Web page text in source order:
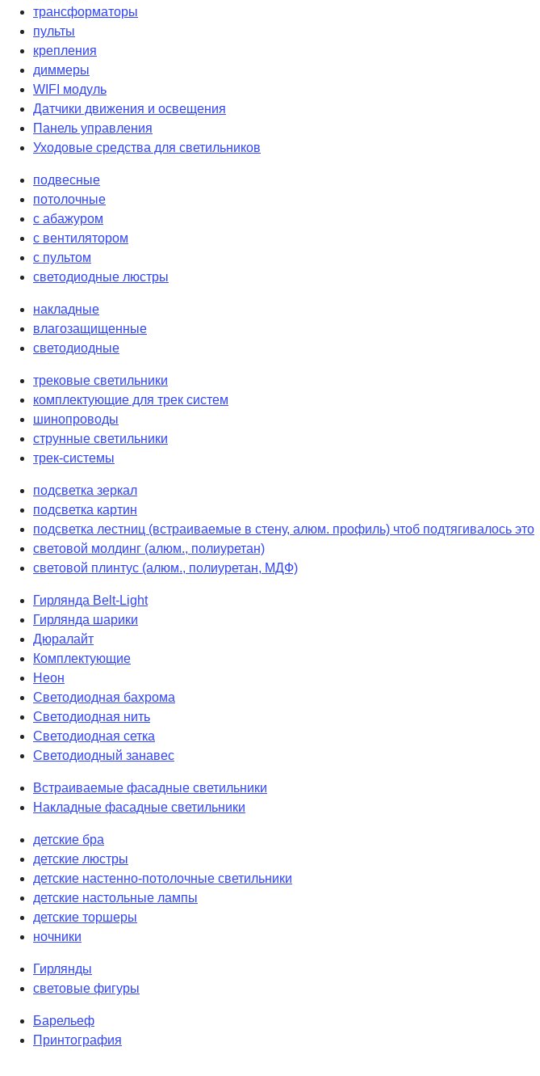
трансформаторы
пульты
крепления
диммеры
WIFI модуль
Датчики движения и освещения
Панель управления
Уходовые средства для светильников
подвесные
потолочные
с абажуром
с вентилятором
с пультом
светодиодные люстры
накладные
влагозащищенные
светодиодные
трековые светильники
комплектующие для трек систем
шинопроводы
струнные светильники
трек-системы
подсветка зеркал
подсветка картин
подсветка лестниц (встраиваемые в стену, алюм. профиль) чтоб подтягивалось это
световой молдинг (алюм., полиуретан)
световой плинтус (алюм., полиуретан, МДФ)
Гирлянда Belt-Light
Гирлянда шарики
Дюралайт
Комплектующие
Неон
Светодиодная бахрома
Светодиодная нить
Светодиодная сетка
Светодиодный занавес
Встраиваемые фасадные светильники
Накладные фасадные светильники
детские бра
детские люстры
детские настенно-потолочные светильники
детские настольные лампы
детские торшеры
ночники
Гирлянды
световые фигуры
Барельеф
Принтография